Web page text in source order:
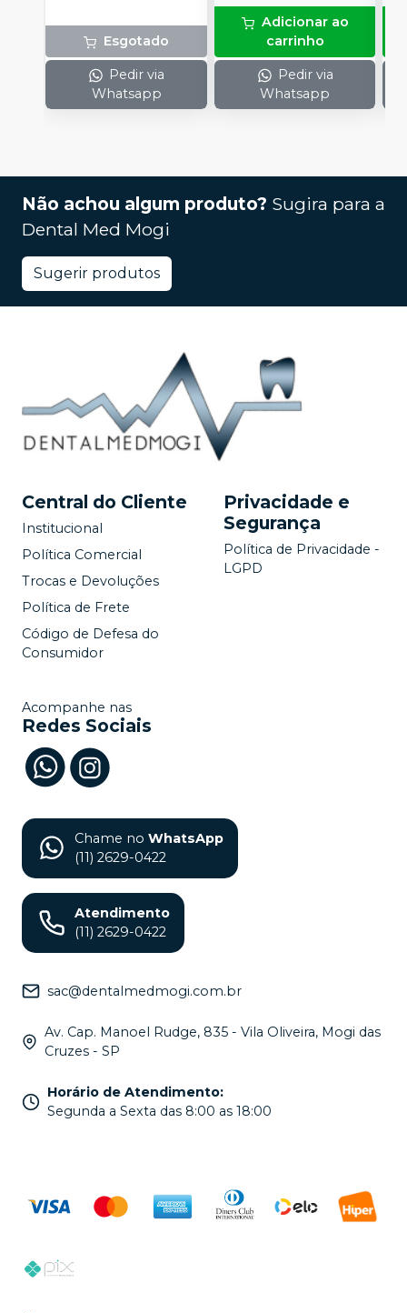
Esgotado
Pedir via
Whatsapp
Adicionar ao
carrinho
Pedir via
Whatsapp
Não achou algum produto? Sugira para a
Dental Med Mogi
Sugerir produtos
Central do Cliente
Institucional
Política Comercial
Trocas e Devoluções
Política de Frete
Código de Defesa do
Consumidor
Privacidade e
Segurança
Política de Privacidade -
LGPD
Acompanhe nas
Redes Sociais
Chame no WhatsApp
(11) 2629-0422
Atendimento
(11) 2629-0422
sac@dentalmedmogi.com.br
Av. Cap. Manoel Rudge, 835 - Vila Oliveira, Mogi das
Cruzes - SP
Horário de Atendimento:
Segunda a Sexta das 8:00 as 18:00